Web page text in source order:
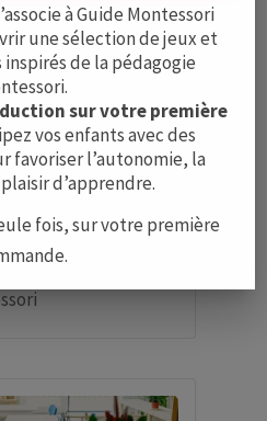
à Paris
à Guide Montessori
une sélection de jeux et
de la pédagogie
sur votre première
vos enfants avec des
favoriser l’autonomie, la
d’apprendre.
fois, sur votre première